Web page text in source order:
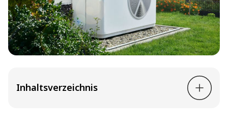
Inhaltsverzeichnis